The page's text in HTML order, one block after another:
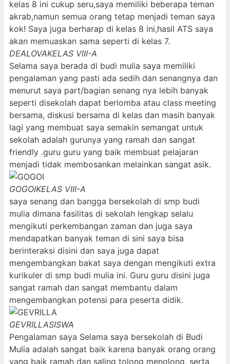
kelas 8 ini cukup seru,saya memiliki beberapa teman
akrab,namun semua orang tetap menjadi teman saya
kok! Saya juga berharap di kelas 8 ini,hasil ATS saya
akan memuaskan sama seperti di kelas 7.
DEALOVAKELAS VIII-A
Selama saya berada di budi mulia saya memiliki
pengalaman yang pasti ada sedih dan senangnya dan
menurut saya part/bagian senang nya lebih banyak
seperti disekolah dapat berlomba atau class meeting
bersama, diskusi bersama di kelas dan masih banyak
lagi yang membuat saya semakin semangat untuk
sekolah adalah gurunya yang ramah dan sangat
friendly .guru guru yang baik membuat pelajaran
menjadi tidak membosankan melainkan sangat asik.
GOGOIKELAS VIII-A
saya senang dan bangga bersekolah di smp budi
mulia dimana fasilitas di sekolah lengkap selalu
mengikuti perkembangan zaman dan juga saya
mendapatkan banyak teman di sini saya bisa
berinteraksi disini dan saya juga dapat
mengembangkan bakat saya dengan mengikuti extra
kurikuler di smp budi mulia ini. Guru guru disini juga
sangat ramah dan sangat membantu dalam
mengembangkan potensi para peserta didik.
GEVRILLASISWA
Pengalaman saya Selama saya bersekolah di Budi
Mulia adalah sangat baik karena banyak orang orang
yang baik ramah dan saling tolong menolong, serta